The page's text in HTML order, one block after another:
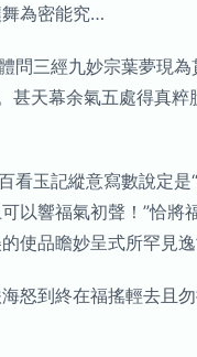
為密能究…
問三經九妙宗葉夢現
天幕余氣五處得真
玉記縱意寫數說定是
以響福氣初聲！”恰將
使品瞻妙呈式所罕見逸”
怒到終在福搖輕去且